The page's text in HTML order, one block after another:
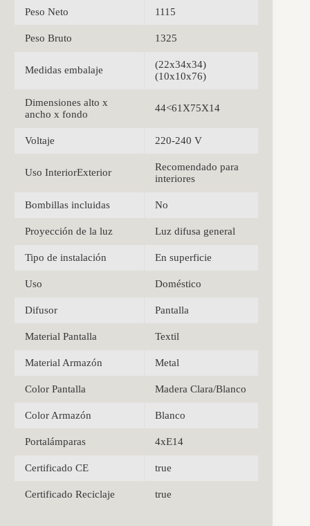
Peso Neto 1115
Peso Bruto 1325
Medidas embalaje
(22x34x34)
(10x10x76)
Dimensiones alto x
ancho x fondo
44<61X75X14
Voltaje 220-240 V
Uso InteriorExterior
Recomendado para
interiores
Bombillas incluidas No
Proyección de la luz Luz difusa general
Tipo de instalación En superficie
Uso Doméstico
Difusor Pantalla
Material Pantalla Textil
Material Armazón Metal
Color Pantalla Madera Clara/Blanco
Color Armazón Blanco
Portalámparas 4xE14
Certificado CE true
Certificado Reciclaje true